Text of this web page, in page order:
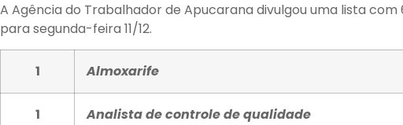
A Agência do Trabalhador de Apucarana divulgou uma lista
para segunda-feira 11/12.
1 Almoxarife
1 Analista de controle de qualidade